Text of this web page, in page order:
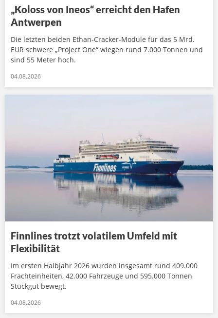
„Koloss von Ineos“ erreicht den Hafen
Antwerpen
Die letzten beiden Ethan-Cracker-Module für das 5 Mrd.
EUR schwere „Project One“ wiegen rund 7.000 Tonnen und
sind 55 Meter hoch.
04.08.2026
Finnlines trotzt volatilem Umfeld mit
Flexibilität
Im ersten Halbjahr 2026 wurden insgesamt rund 409.000
Frachteinheiten, 42.000 Fahrzeuge und 595.000 Tonnen
Stückgut bewegt.
04.08.2026